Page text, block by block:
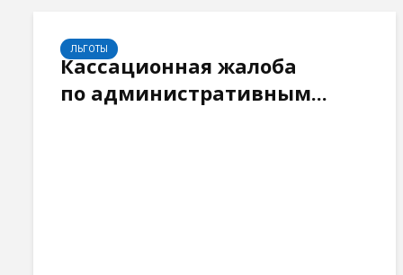
ЛЬГОТЫ
Кассационная жалоба
по административным...